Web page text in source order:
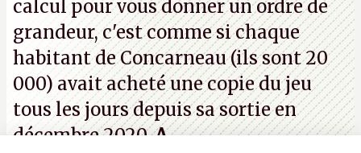
calcul pour vous donner un ordre de
grandeur, c'est comme si chaque
habitant de Concarneau (ils sont 20
000) avait acheté une copie du jeu
tous les jours depuis sa sortie en
décembre 2020.A.